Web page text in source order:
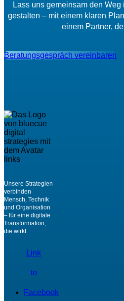
Lass uns gemeinsam den
gestalten – mit einem klaren
einem Partner,
Beratungsgespräch vereinbaren
Unsere Strategien
verbinden
Mensch, Technik
und Organisation
– für eine digitale
Transformation,
die wirkt.
Link
to
Facebook